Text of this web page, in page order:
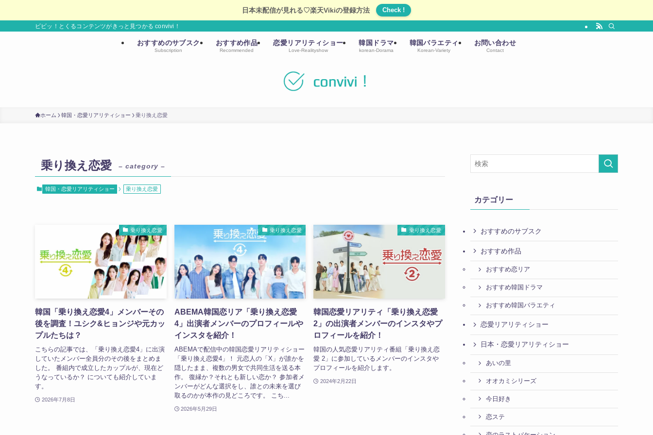
日本未配信が見れる♡楽天Vikiの登録方法 Check !
ビビッ！とくるコンテンツがきっと見つかる convivi！
おすすめのサブスク
Subscription
おすすめ作品
Recommended
恋愛リアリティショー
Love-Realityshow
韓国ドラマ
korean-Dorama
韓国バラエティ
Korean-Variety
お問い合わせ
Contact
ホーム 韓国・恋愛リアリティショー 乗り換え恋愛
乗り換え恋愛 – category –
韓国・恋愛リアリティショー 乗り換え恋愛
乗り換え恋愛
韓国「乗り換え恋愛4」メンバーその
後を調査！ユシク&ヒョンジや元カッ
プルたちは？
こちらの記事では、「乗り換え恋愛4」に出演
していたメンバー全員分のその後をまとめま
した。 番組内で成立したカップルが、現在ど
うなっているか？ についても紹介していま
す。
2026年7月8日
乗り換え恋愛
ABEMA韓国恋リア「乗り換え恋愛
4」出演者メンバーのプロフィールや
インスタを紹介！
ABEMAで配信中の韓国恋愛リアリティショー
「乗り換え恋愛4」！ 元恋人の「X」が誰かを
隠したまま、複数の男女で共同生活を送る本
作。 復縁か？それとも新しい恋か？ 参加者メ
ンバーがどんな選択をし、誰との未来を選び
取るのかが本作の見どころです。 こち...
2026年5月29日
乗り換え恋愛
韓国恋愛リアリティ「乗り換え恋愛
2」の出演者メンバーのインスタやプ
ロフィールを紹介！
韓国の人気恋愛リアリティ番組「乗り換え恋
愛 2」に参加しているメンバーのインスタや
プロフィールを紹介します。
2024年2月22日
カテゴリー
おすすめのサブスク
おすすめ作品
おすすめ恋リア
おすすめ韓国ドラマ
おすすめ韓国バラエティ
恋愛リアリティショー
日本・恋愛リアリティショー
あいの里
オオカミシリーズ
今日好き
恋ステ